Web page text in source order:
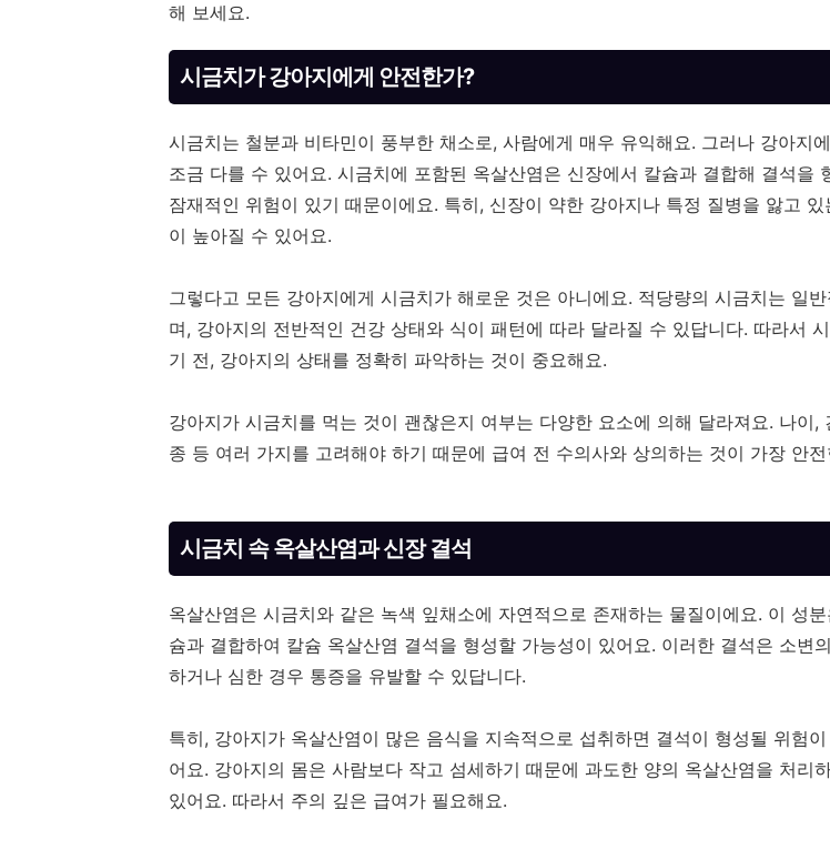
해 보세요.
시금치가 강아지에게 안전한가?
시금치는 철분과 비타민이 풍부한 채소로, 사람에게 매우 유익해요. 그러나 강아지
조금 다를 수 있어요. 시금치에 포함된 옥살산염은 신장에서 칼슘과 결합해 결석을
잠재적인 위험이 있기 때문이에요. 특히, 신장이 약한 강아지나 특정 질병을 앓고 있
이 높아질 수 있어요.
그렇다고 모든 강아지에게 시금치가 해로운 것은 아니에요. 적당량의 시금치는 일
며, 강아지의 전반적인 건강 상태와 식이 패턴에 따라 달라질 수 있답니다. 따라서
기 전, 강아지의 상태를 정확히 파악하는 것이 중요해요.
강아지가 시금치를 먹는 것이 괜찮은지 여부는 다양한 요소에 의해 달라져요. 나이,
종 등 여러 가지를 고려해야 하기 때문에 급여 전 수의사와 상의하는 것이 가장 안
시금치 속 옥살산염과 신장 결석
옥살산염은 시금치와 같은 녹색 잎채소에 자연적으로 존재하는 물질이에요. 이 성
슘과 결합하여 칼슘 옥살산염 결석을 형성할 가능성이 있어요. 이러한 결석은 소변
하거나 심한 경우 통증을 유발할 수 있답니다.
특히, 강아지가 옥살산염이 많은 음식을 지속적으로 섭취하면 결석이 형성될 위험
어요. 강아지의 몸은 사람보다 작고 섬세하기 때문에 과도한 양의 옥살산염을 처리
있어요. 따라서 주의 깊은 급여가 필요해요.